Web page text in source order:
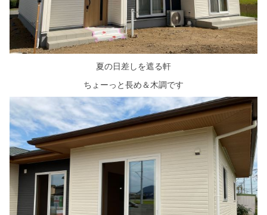
家づくりの知識
企業情報
夏の日差しを遮る軒
ちょーっと長め＆木調です